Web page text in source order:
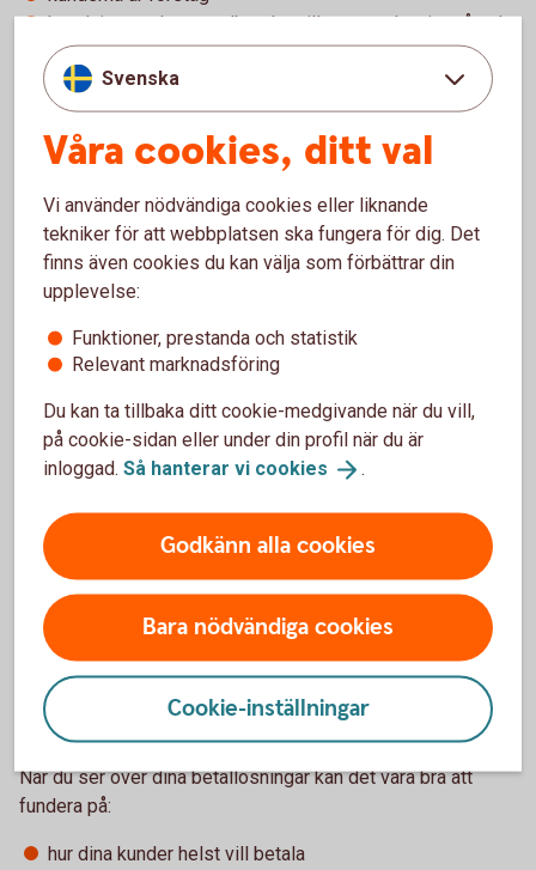
betalningen sker regelbundet, till exempel varje månad
För återkommande betalningar kan autogiro eller e-faktura
vara smidiga alternativ. De gör det enklare för kunden att
betala i tid och kan samtidigt underlätta företagets
administration.
Ta betalt från kunder utomlands
Allt fler företag säljer sina produkter och tjänster
kort, internationella betalningar eller direkt till företagets
konto.
Om du säljer till kunder i andra länder är det också viktigt att
ha koll på vilka regler som gäller för exempelvis moms och
tull. Här kan Skatteverket ge mer vägledning kring vad som
Välj en lösning som passar din
verksamhet
Det finns många olika sätt att ta betalt i ett företag, och den
bästa lösningen beror på hur din verksamhet ser ut. Ofta
använder företag flera olika betalsätt parallellt.
När du ser över dina betallösningar kan det vara bra att
fundera på:
hur dina kunder helst vill betala
Svenska
Våra cookies, ditt val
Vi använder nödvändiga cookies eller liknande
tekniker för att webbplatsen ska fungera för dig. Det
finns även cookies du kan välja som förbättrar din
upplevelse:
Funktioner, prestanda och statistik
Relevant marknadsföring
Du kan ta tillbaka ditt cookie-medgivande när du vill,
på cookie-sidan eller under din profil när du är
inloggad. Så hanterar vi cookies .
Godkänn alla cookies
Bara nödvändiga cookies
Cookie-inställningar